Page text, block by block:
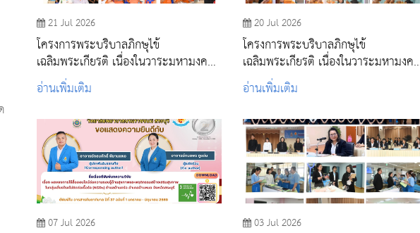
21 Jul 2026
โครงการพระบริบาลภิกษุไข้
เฉลิมพระเกียรติ เนื่องในวาระมหามงคล
99 พรรษา สมเด็จพระอริยวงศาคตญาณ
สมเด็จพระสังฆราช สกลมหาสังฆ
วัดศรีบุรีรตนาราม จังหวัดสระบุรี
อ่านเพิ่มเติม
20 Jul 2026
โครงการพระบริบาลภิกษุไข้
เฉลิมพระเกียรติ เนื่องในวาระมหามงคล
99 พรรษา สมเด็จพระอริยวงศาคตญาณ
สมเด็จพระสังฆราช สกลมหาสังฆ
นครนายก จังหวัดนครนายก
อ่านเพิ่มเติม
07 Jul 2026 03 Jul 2026